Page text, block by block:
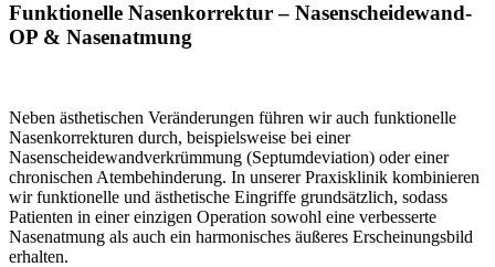
Funktionelle Nasenkorrektur – Nasenscheidewand-
OP & Nasenatmung
Neben ästhetischen Veränderungen führen wir auch funktionelle
Nasenkorrekturen durch, beispielsweise bei einer
Nasenscheidewandverkrümmung (Septumdeviation) oder einer
chronischen Atembehinderung. In unserer Praxisklinik kombinieren
wir funktionelle und ästhetische Eingriffe grundsätzlich, sodass
Patienten in einer einzigen Operation sowohl eine verbesserte
Nasenatmung als auch ein harmonisches äußeres Erscheinungsbild
erhalten.